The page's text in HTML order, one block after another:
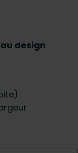
design